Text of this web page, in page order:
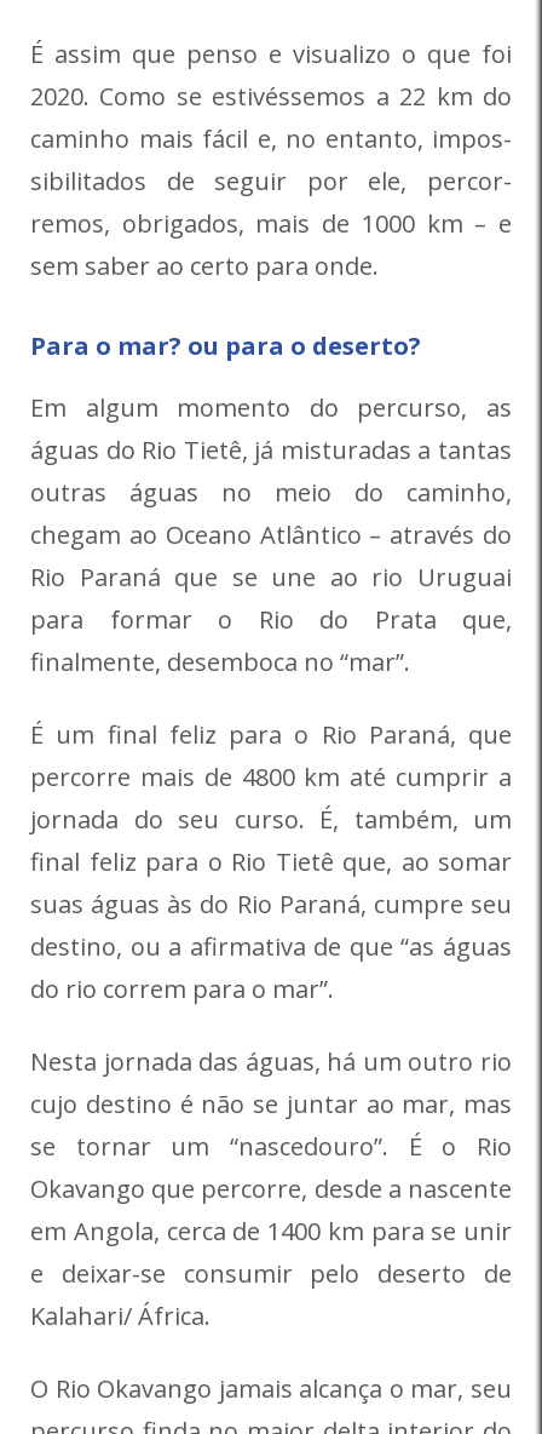
É assim que penso e visualizo o que foi
2020. Como se estivéssemos a 22 km do
ca­minho mais fácil e, no entanto, impos­
sibilitados de seguir por ele, percor­
remos, obrigados, mais de 1000 km – e
sem saber ao certo para onde.
Para o mar? ou para o deserto?
Em algum momento do percurso, as
águas do Rio Tietê, já misturadas a tantas
outras águas no meio do ca­minho,
chegam ao Oceano Atlântico – através do
Rio Paraná que se une ao rio Uruguai
para formar o Rio do Prata que,
finalmente, desemboca no “mar”.
É um final feliz para o Rio Paraná, que
percorre mais de 4800 km até cumprir a
jornada do seu curso. É, também, um
final feliz para o Rio Tietê que, ao somar
suas águas às do Rio Paraná, cumpre seu
destino, ou a afirmativa de que “as águas
do rio correm para o mar”.
Nesta jornada das águas, há um ou­tro rio
cujo destino é não se juntar ao mar, mas
se tornar um “nascedouro”. É o Rio
Okavango que percorre, desde a nascente
em Angola, cerca de 1400 km para se unir
e deixar-se consumir pelo deserto de
Kalahari/ África.
O Rio Okavango jamais alcança o mar, seu